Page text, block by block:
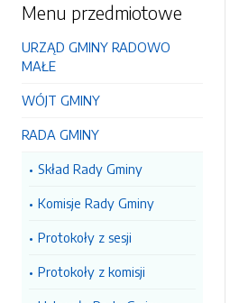
Menu przedmiotowe
URZĄD GMINY RADOWO
MAŁE
WÓJT GMINY
RADA GMINY
Skład Rady Gminy
Komisje Rady Gminy
Protokoły z sesji
Protokoły z komisji